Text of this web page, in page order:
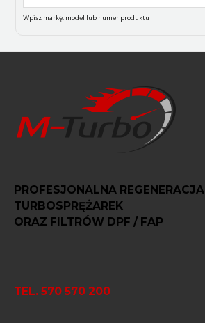
PROFESJONALNA REGENERACJA
TURBOSPRĘŻAREK
ORAZ FILTRÓW DPF / FAP
TEL. 570 570 200